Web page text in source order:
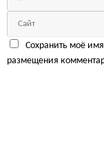
Сохранить моё
размещения